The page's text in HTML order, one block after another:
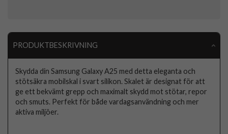
PRODUKTBESKRIVNING
Skydda din Samsung Galaxy A25 med detta eleganta och
stötsäkra mobilskal i svart silikon. Skalet är designat för att
ge ett bekvämt grepp och maximalt skydd mot stötar, repor
och smuts. Perfekt för både vardagsanvändning och mer
aktiva miljöer.